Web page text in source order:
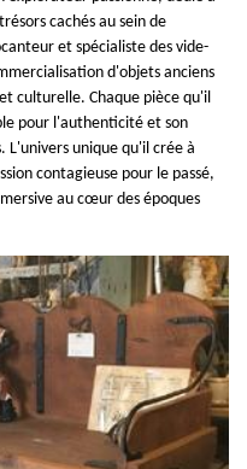
cachés au sein de
et spécialiste des vide-
d'objets anciens
culturelle. Chaque pièce qu'il
pour l'authenticité et son
L'univers unique qu'il crée à
contagieuse pour le passé,
au cœur des époques